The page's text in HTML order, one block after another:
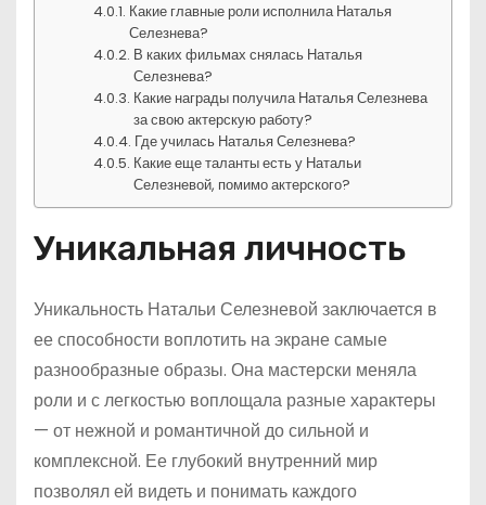
Какие главные роли исполнила Наталья
Селезнева?
В каких фильмах снялась Наталья
Селезнева?
Какие награды получила Наталья Селезнева
за свою актерскую работу?
Где училась Наталья Селезнева?
Какие еще таланты есть у Натальи
Селезневой, помимо актерского?
Уникальная личность
Уникальность Натальи Селезневой заключается в
ее способности воплотить на экране самые
разнообразные образы. Она мастерски меняла
роли и с легкостью воплощала разные характеры
— от нежной и романтичной до сильной и
комплексной. Ее глубокий внутренний мир
позволял ей видеть и понимать каждого